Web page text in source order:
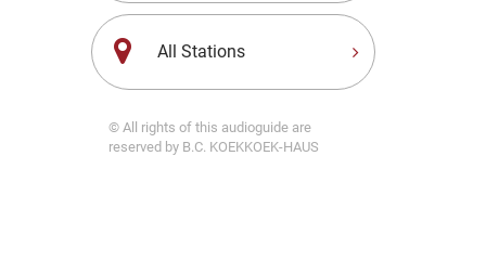
All Stations
© All rights of this audioguide are
reserved by B.C. KOEKKOEK-HAUS